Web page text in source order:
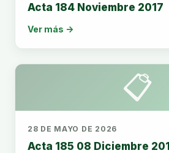
Acta 184 Noviembre 2017
Ver más →
📋
28 DE MAYO DE 2026
Acta 185 08 Diciembre